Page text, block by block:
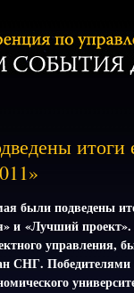
итоги
были подведены
и «Лучший
управления,
СНГ.